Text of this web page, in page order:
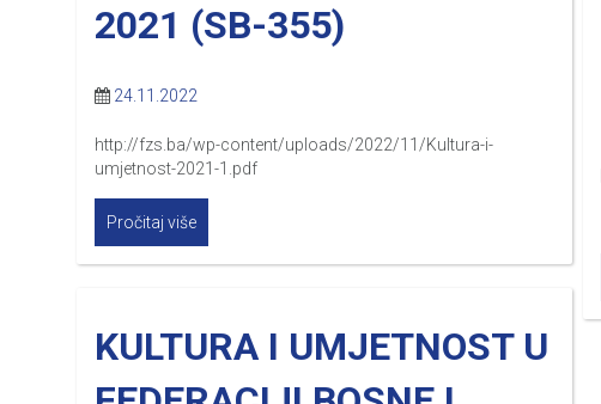
2021 (SB-355)
24.11.2022
http://fzs.ba/wp-content/uploads/2022/11/Kultura-i-
umjetnost-2021-1.pdf
Pročitaj više
KULTURA I UMJETNOST U